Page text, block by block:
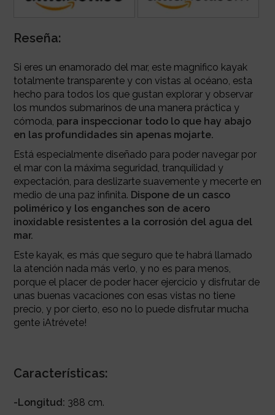
Reseña:
Si eres un enamorado del mar, este magnifico kayak
totalmente transparente y con vistas al océano, esta
hecho para todos los que gustan explorar y observar
los mundos submarinos de una manera práctica y
cómoda, para inspeccionar todo lo que hay abajo
en las profundidades sin apenas mojarte.
Está especialmente diseñado para poder navegar por
el mar con la máxima seguridad, tranquilidad y
expectación, para deslizarte suavemente y mecerte en
medio de una paz infinita. Dispone de un casco
polimérico y los enganches son de acero
inoxidable resistentes a la corrosión del agua del
mar.
Este kayak, es más que seguro que te habrá llamado
la atención nada más verlo, y no es para menos,
porque el placer de poder hacer ejercicio y disfrutar de
unas buenas vacaciones con esas vistas no tiene
precio, y por cierto, eso no lo puede disfrutar mucha
gente ¡Atrévete!
Características:
-Longitud: 388 cm.